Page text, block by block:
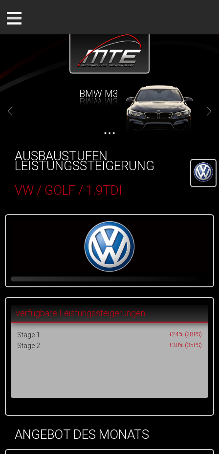
BMW M3
AUSBAUSTUFEN
LEISTUNGSSTEIGERUNG
VW / GOLF / 1.9TDI
verfügbare Leistungssteigerungen
Stage 1 +24% (28PS)
Stage 2 +30% (35PS)
ANGEBOT DES MONATS